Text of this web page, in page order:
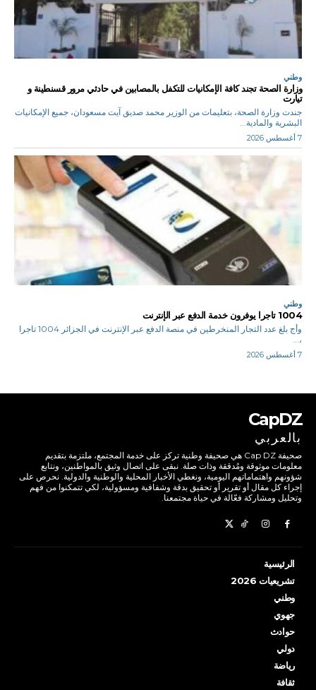
وطني
وزارة الصحة تجند كافة الإمكانيات للتكفل بالمصابين في حادثي مرور قسنطينة و
تيارت
جندت وزارة الصحة، بتعليمات من الوزير محمد صديق آيت مسعودان، جميع الإمكانيات
البشرية والمادية...
7 أغسطس 2026
وطني
1004 تاجرا يوفرون خدمة الدفع عبر الإنترنت
وأج بلغ عدد التجار المنخرطين في منصة الدفع عبر الإنترنت في الجزائر 1004 تاجرا
،...
7 أغسطس 2026
CapDZ
بالعربي
صحيفة Cap DZ هي صحيفة وطنية تركز على خدمة المجتمع، ملتزمة بتقديم
معلومات موثوقة ومُدققة وذات صلة. نبقى على اتصال وثيق بالمواطنين، ونتابع
شؤونهم واهتماماتهم اليومية، ونغطي الأخبار المحلية والوطنية والدولية. نحرص على
إجراء كل مقال أو تقرير أو تحقيق بدقة وشفافية ومسؤولية، لكي تتمكنوا من فهم
وتحليل ومشاركة فعّالة في حياة مجتمعنا.
الرئيسية
تشريعيات 2026
وطني
جهوي
حوادث
دولي
رياضة
ثقافة